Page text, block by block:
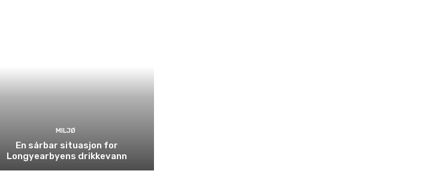
MILJØ
En sårbar situasjon for
Longyearbyens drikkevann